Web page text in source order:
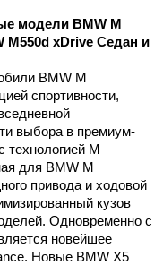
модели BMW M
M550d xDrive Седан и
BMW M
спортивности,
выбора в премиум-
M
для BMW M
привода и ходовой
кузов
Одновременно с
новейшее
Новые BMW X5